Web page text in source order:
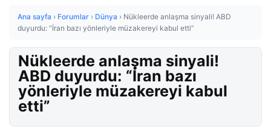
Ana sayfa › Forumlar › Dünya › Nükleerde anlaşma sinyali! ABD
duyurdu: “İran bazı yönleriyle müzakereyi kabul etti”
Nükleerde anlaşma sinyali!
ABD duyurdu: “İran bazı
yönleriyle müzakereyi kabul
etti”